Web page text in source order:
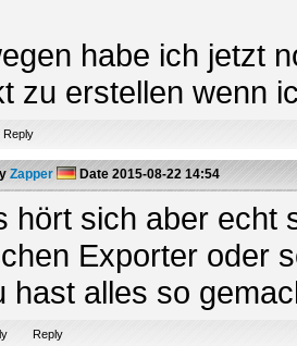
habe ich jetzt
zu erstellen wenn
Reply
Zapper Date 2015-08-22 14:54
hört sich aber echt
Exporter oder
hast alles so
Reply